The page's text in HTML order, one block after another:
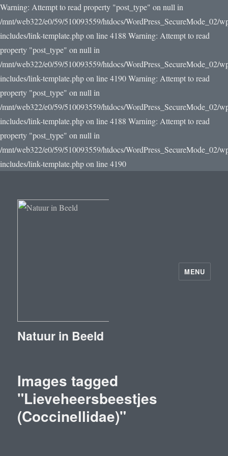
Warning: Attempt to read property "post_type" on null in
/mnt/web322/e0/59/510093559/htdocs/WordPress_SecureMode_02/
includes/link-template.php on line 4188 Warning: Attempt to read
property "post_type" on null in
/mnt/web322/e0/59/510093559/htdocs/WordPress_SecureMode_02/
includes/link-template.php on line 4190Warning: Attempt to read
property "post_type" on null in
/mnt/web322/e0/59/510093559/htdocs/WordPress_SecureMode_02/
includes/link-template.php on line 4188 Warning: Attempt to read
property "post_type" on null in
/mnt/web322/e0/59/510093559/htdocs/WordPress_SecureMode_02/
includes/link-template.php on line 4190
Natuur in Beeld
MENU
Images tagged
"Lieveheersbeestjes
(Coccinellidae)"